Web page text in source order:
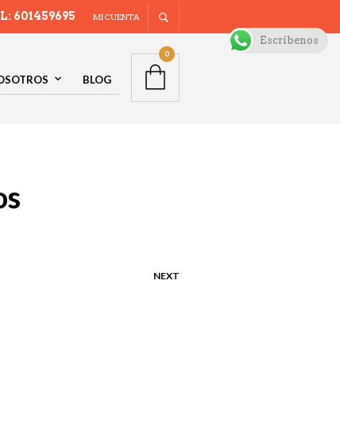
601459695 MI CUENTA
BLOG
0
NEXT
Escríbenos